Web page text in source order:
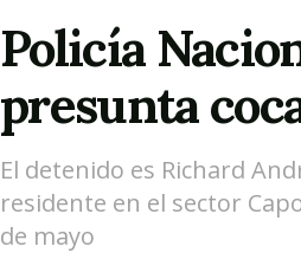
Policía
presunta
El detenido es Richard
residente en el sector
de mayo